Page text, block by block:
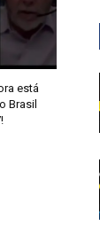
está
Brasil